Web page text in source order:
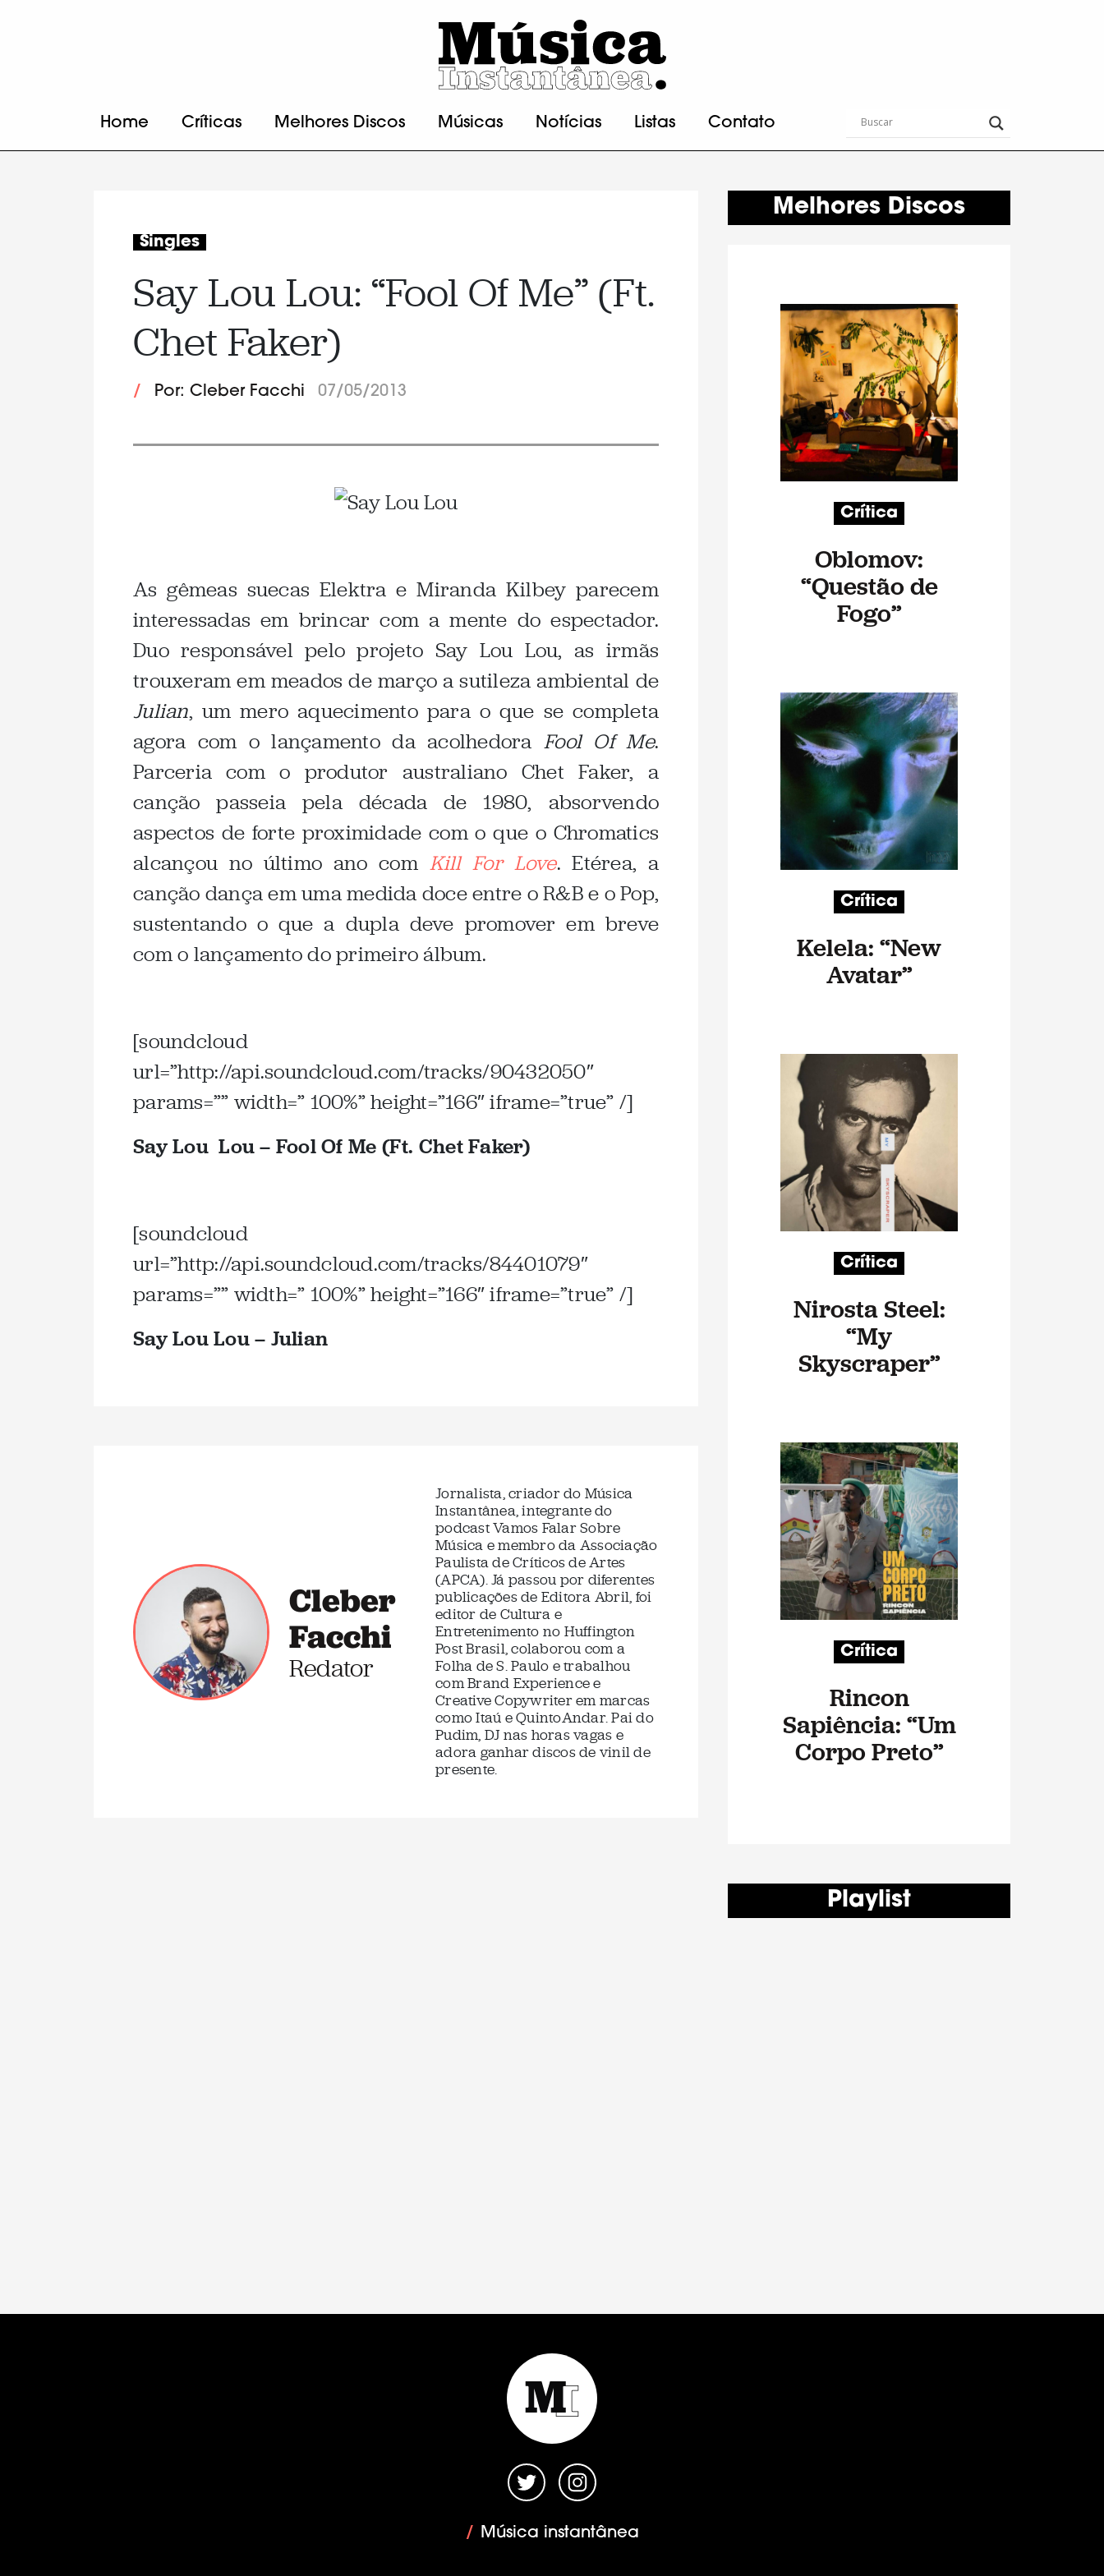
Home Críticas Melhores Discos Músicas Notícias Listas Contato
Singles
Say Lou Lou: “Fool Of Me” (Ft.
Chet Faker)
/ Por: Cleber Facchi 07/05/2013
As gêmeas suecas Elektra e Miranda Kilbey parecem
interessadas em brincar com a mente do espectador.
Duo responsável pelo projeto Say Lou Lou, as irmãs
trouxeram em meados de março a sutileza ambiental de
Julian, um mero aquecimento para o que se completa
agora com o lançamento da acolhedora Fool Of Me.
Parceria com o produtor australiano Chet Faker, a
canção passeia pela década de 1980, absorvendo
aspectos de forte proximidade com o que o Chromatics
alcançou no último ano com Kill For Love. Etérea, a
canção dança em uma medida doce entre o R&B e o Pop,
sustentando o que a dupla deve promover em breve
com o lançamento do primeiro álbum.
[soundcloud
url=”http://api.soundcloud.com/tracks/90432050″
params=”” width=” 100%” height=”166″ iframe=”true” /]
Say Lou Lou – Fool Of Me (Ft. Chet Faker)
[soundcloud
url=”http://api.soundcloud.com/tracks/84401079″
params=”” width=” 100%” height=”166″ iframe=”true” /]
Say Lou Lou – Julian
Cleber
Facchi
Redator
Jornalista, criador do Música
Instantânea, integrante do
podcast Vamos Falar Sobre
Música e membro da Associação
Paulista de Críticos de Artes
(APCA). Já passou por diferentes
publicações de Editora Abril, foi
editor de Cultura e
Entretenimento no Huffington
Post Brasil, colaborou com a
Folha de S. Paulo e trabalhou
com Brand Experience e
Creative Copywriter em marcas
como Itaú e QuintoAndar. Pai do
Pudim, DJ nas horas vagas e
adora ganhar discos de vinil de
presente.
Melhores Discos
Crítica
Oblomov:
“Questão de
Fogo”
Crítica
Kelela: “New
Avatar”
Crítica
Nirosta Steel:
“My
Skyscraper”
Crítica
Rincon
Sapiência: “Um
Corpo Preto”
Playlist
/ Música instantânea